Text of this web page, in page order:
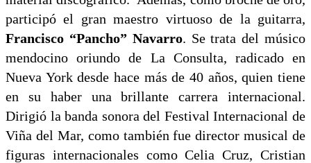
participó el gran maestro virtuoso de la guitarra,
Francisco “Pancho” Navarro. Se trata del músico
mendocino oriundo de La Consulta, radicado en
Nueva York desde hace más de 40 años, quien tiene
en su haber una brillante carrera internacional.
Dirigió la banda sonora del Festival Internacional de
Viña del Mar, como también fue director musical de
figuras internacionales como Celia Cruz, Cristian